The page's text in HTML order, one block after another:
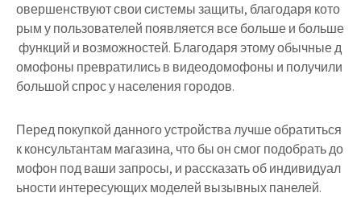
овершенствуют свои системы защиты, благодаря кото
рым у пользователей появляется все больше и больше
функций и возможностей. Благодаря этому обычные д
омофоны превратились в видеодомофоны и получили
большой спрос у населения городов.
Перед покупкой данного устройства лучше обратиться
к консультантам магазина, что бы он смог подобрать до
мофон под ваши запросы, и рассказать об индивидуал
ьности интересующих моделей вызывных панелей.